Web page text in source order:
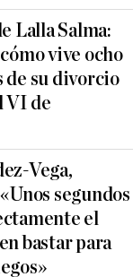
Lalla Salma:
vive ocho
de su divorcio
VI de
Vega,
segundos
el
bastar para